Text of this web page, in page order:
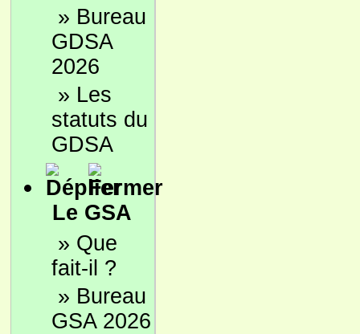
» Bureau
GDSA
2026
» Les
statuts du
GDSA
Le GSA
» Que
fait-il ?
» Bureau
GSA 2026